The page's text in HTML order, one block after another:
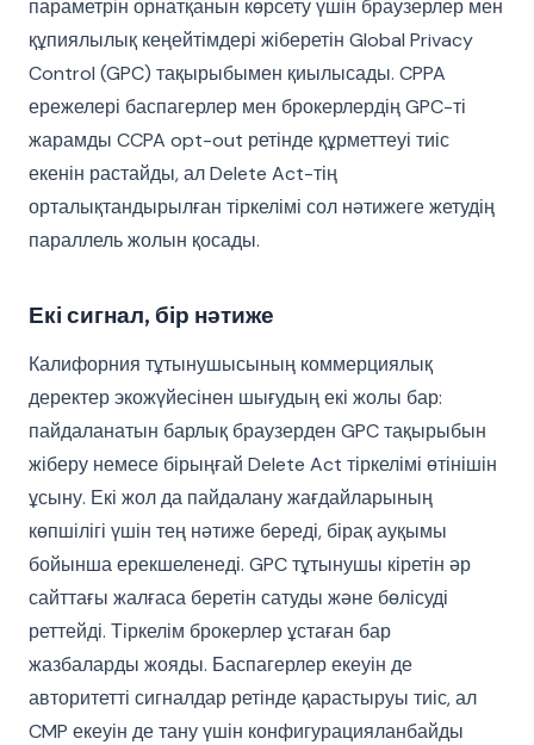
параметрін орнатқанын көрсету үшін браузерлер мен
құпиялылық кеңейтімдері жіберетін Global Privacy
Control (GPC) тақырыбымен қиылысады. CPPA
ережелері баспагерлер мен брокерлердің GPC-ті
жарамды CCPA opt-out ретінде құрметтеуі тиіс
екенін растайды, ал Delete Act-тің
орталықтандырылған тіркелімі сол нәтижеге жетудің
параллель жолын қосады.
Екі сигнал, бір нәтиже
Калифорния тұтынушысының коммерциялық
деректер экожүйесінен шығудың екі жолы бар:
пайдаланатын барлық браузерден GPC тақырыбын
жіберу немесе бірыңғай Delete Act тіркелімі өтінішін
ұсыну. Екі жол да пайдалану жағдайларының
көпшілігі үшін тең нәтиже береді, бірақ ауқымы
бойынша ерекшеленеді. GPC тұтынушы кіретін әр
сайттағы жалғаса беретін сатуды және бөлісуді
реттейді. Тіркелім брокерлер ұстаған бар
жазбаларды жояды. Баспагерлер екеуін де
авторитетті сигналдар ретінде қарастыруы тиіс, ал
CMP екеуін де тану үшін конфигурацияланбайды